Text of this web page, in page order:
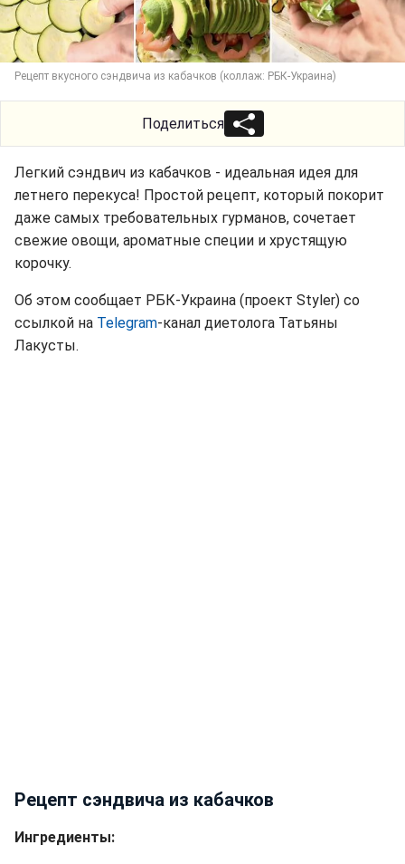
Рецепт вкусного сэндвича из кабачков (коллаж: РБК-Украина)
Поделиться
Легкий сэндвич из кабачков - идеальная идея для
летнего перекуса! Простой рецепт, который покорит
даже самых требовательных гурманов, сочетает
свежие овощи, ароматные специи и хрустящую
корочку.
Об этом сообщает РБК-Украина (проект Styler) со
ссылкой на Telegram-канал диетолога Татьяны
Лакусты.
Рецепт сэндвича из кабачков
Ингредиенты: